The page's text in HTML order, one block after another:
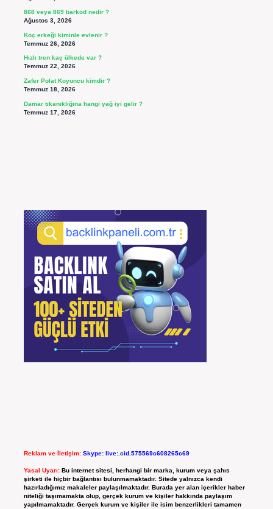
868 veya 869 barkod nedir ?
Ağustos 3, 2026
Koç erkeği kiminle evlenir ?
Temmuz 26, 2026
Hızlı tren kaç ülkede var ?
Temmuz 22, 2026
Zafer Polat Koyuncu kimdir ?
Temmuz 18, 2026
Damar tıkanıklığına hangi yağ iyi gelir ?
Temmuz 17, 2026
Reklam ve İletişim: Skype: live:.cid.575569c608265c69
Yasal Uyarı: Bu internet sitesi, herhangi bir marka, kurum veya şahıs
şirketi ile hiçbir bağlantısı bulunmamaktadır. Sitede yalnızca kendi
hazırladığımız makaleler paylaşılmaktadır. Burada yer alan içerikler haber
niteliği taşımamakta olup, gerçek kurum ve kişiler hakkında paylaşım
yapılmamaktadır. Gerçek kurum ve kişiler ile isim benzerlikleri tamamen